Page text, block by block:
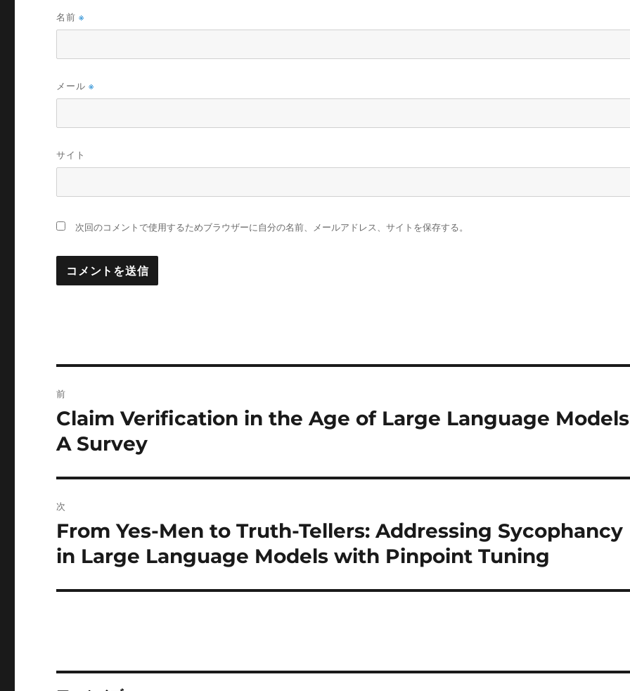
名前※
メール※
サイト
次回のコメントで使用するためブラウザーに自分の名前、メールアドレス、サイトを保存する。
稿
ナ
ゲ
ー
シ
ョ
前
前
の
投
稿:
Claim Verification in the Age of Large Language
A Survey
次
次
の
投
稿:
From Yes-Men to Truth-Tellers: Addressing Sycophancy
in Large Language Models with Pinpoint Tuning